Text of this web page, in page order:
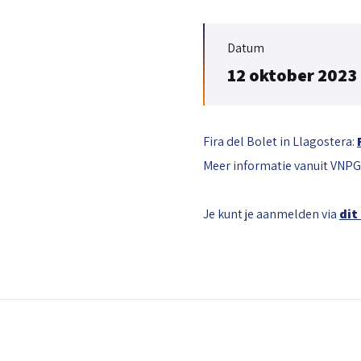
Datum
12 oktober 2023
Fira del Bolet in Llagostera:
Meer informatie vanuit
Je kunt je aanmelden via dit